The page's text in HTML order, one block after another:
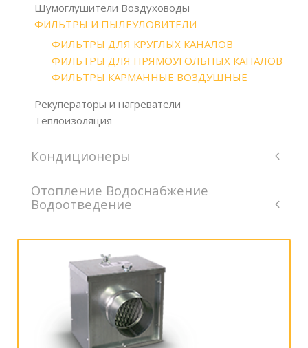
Шумоглушители Воздуховоды
ФИЛЬТРЫ И ПЫЛЕУЛОВИТЕЛИ
ФИЛЬТРЫ ДЛЯ КРУГЛЫХ КАНАЛОВ
ФИЛЬТРЫ ДЛЯ ПРЯМОУГОЛЬНЫХ КАНАЛОВ
ФИЛЬТРЫ КАРМАННЫЕ ВОЗДУШНЫЕ
Рекуператоры и нагреватели
Теплоизоляция
Кондиционеры
Отопление Водоснабжение
Водоотведение